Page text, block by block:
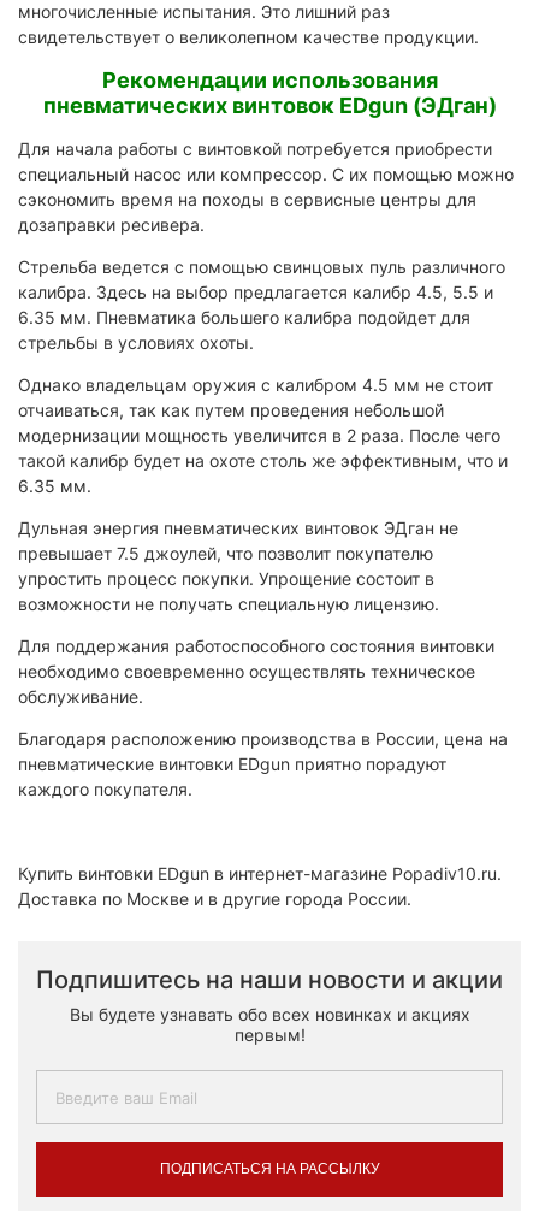
многочисленные испытания. Это лишний раз
свидетельствует о великолепном качестве продукции.
Рекомендации использования
пневматических винтовок EDgun (ЭДган)
Для начала работы с винтовкой потребуется приобрести
специальный насос или компрессор. С их помощью можно
сэкономить время на походы в сервисные центры для
дозаправки ресивера.
Стрельба ведется с помощью свинцовых пуль различного
калибра. Здесь на выбор предлагается калибр 4.5, 5.5 и
6.35 мм. Пневматика большего калибра подойдет для
стрельбы в условиях охоты.
Однако владельцам оружия с калибром 4.5 мм не стоит
отчаиваться, так как путем проведения небольшой
модернизации мощность увеличится в 2 раза. После чего
такой калибр будет на охоте столь же эффективным, что и
6.35 мм.
Дульная энергия пневматических винтовок ЭДган не
превышает 7.5 джоулей, что позволит покупателю
упростить процесс покупки. Упрощение состоит в
возможности не получать специальную лицензию.
Для поддержания работоспособного состояния винтовки
необходимо своевременно осуществлять техническое
обслуживание.
Благодаря расположению производства в России, цена на
пневматические винтовки EDgun приятно порадуют
каждого покупателя.
Купить винтовки EDgun в интернет-магазине Popadiv10.ru.
Доставка по Москве и в другие города России.
Подпишитесь на наши новости и акции
Вы будете узнавать обо всех новинках и акциях
первым!
ПОДПИСАТЬСЯ НА РАССЫЛКУ